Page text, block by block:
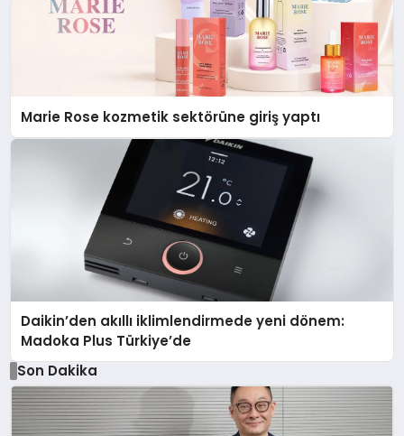
Marie Rose kozmetik sektörüne giriş yaptı
Daikin’den akıllı iklimlendirmede yeni dönem:
Madoka Plus Türkiye’de
Son Dakika